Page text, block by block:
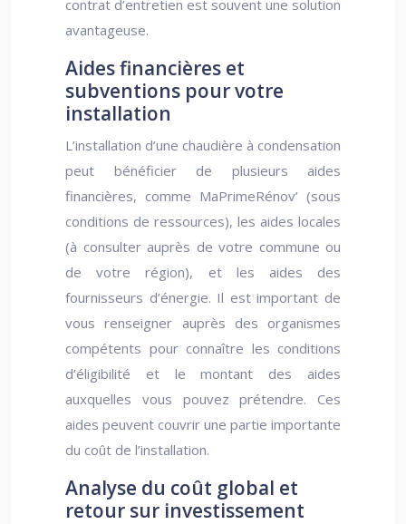
contrat d’entretien est souvent une solution
avantageuse.
Aides financières et
subventions pour votre
installation
L’installation d’une chaudière à condensation
peut bénéficier de plusieurs aides
financières, comme MaPrimeRénov’ (sous
conditions de ressources), les aides locales
(à consulter auprès de votre commune ou
de votre région), et les aides des
fournisseurs d’énergie. Il est important de
vous renseigner auprès des organismes
compétents pour connaître les conditions
d’éligibilité et le montant des aides
auxquelles vous pouvez prétendre. Ces
aides peuvent couvrir une partie importante
du coût de l’installation.
Analyse du coût global et
retour sur investissement